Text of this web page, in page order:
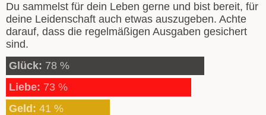
Du sammelst für dein Leben gerne und bist bereit, für
deine Leidenschaft auch etwas auszugeben. Achte
darauf, dass die regelmäßigen Ausgaben gesichert
sind.
Glück: 78 %
Liebe: 73 %
Geld: 41 %